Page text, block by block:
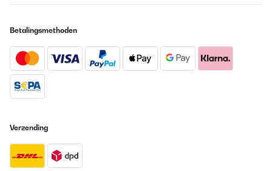
robust. Er ist zudem stilvoll und umweltfreundlich. Absolut
Amazon-Benutzer
Vertaal
Der Zusammenbau ist super einfach. Man kann alles einfach
zusammen stecken und oben drauf wird das Solarpanel
geschraubt.Der Schirm ist wirklich schön groß und schützt nun
Betalingsmethoden
Verzending